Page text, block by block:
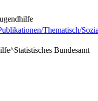
Thematisch/
Bundesamt